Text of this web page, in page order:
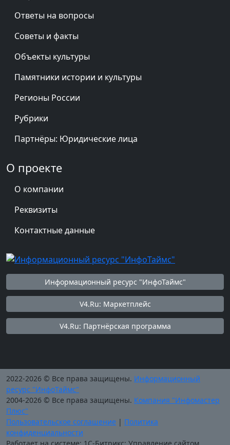
Ответы на вопросы
Советы и факты
Объекты культуры
Памятники истории и культуры
Регионы России
Рубрики
Партнёры: Юридические лица
О проекте
О компании
Реквизиты
Контактные данные
Информационный ресурс "ИнфоТаймс"
V4.Ru: Маркетплейс
V4.Ru: Партнёрская программа
2022-2026 © Все права защищены. Информационный
ресурс "ИнфоТаймс"
2004-2026 © Все права защищены. Компания "Инфомастер
Плюс"
Пользовательское соглашение | Политика
конфиденциальности